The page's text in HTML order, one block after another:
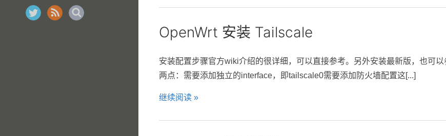
OpenWrt 安装 Tailscale
安装配置步骤官方wiki介绍的很详细，可以直接参考。另外安装最新版，也可
两点：需要添加独立的interface，即tailscale0需要添加防火墙配置这[...]
继续阅读 »